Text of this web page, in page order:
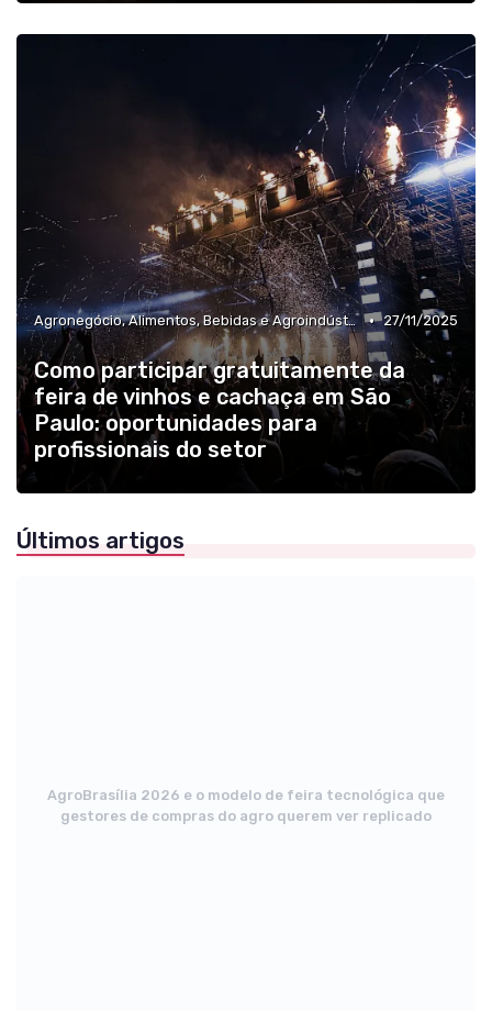
Agronegócio, Alimentos, Bebidas e Agroindústria • 27/11/2025
Como participar gratuitamente da
feira de vinhos e cachaça em São
Paulo: oportunidades para
profissionais do setor
Últimos artigos
AgroBrasília 2026 e o modelo de feira tecnológica que
gestores de compras do agro querem ver replicado